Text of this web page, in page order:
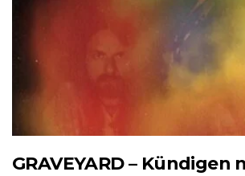
GRAVEYARD – Kündigen